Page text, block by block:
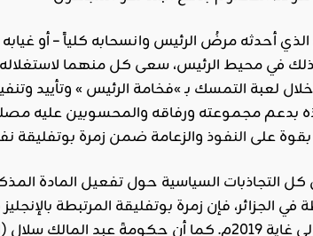
الذي أحدثه مرضُ الرئيس وانسحابه كلياً – أو
في محيط الرئيس، سعى كل منهما
لعبة التمسك بـ »فخامة الرئيس » وتأييد
بدعم مجموعته ورفاقه والمحسوبين عليه
على النفوذ